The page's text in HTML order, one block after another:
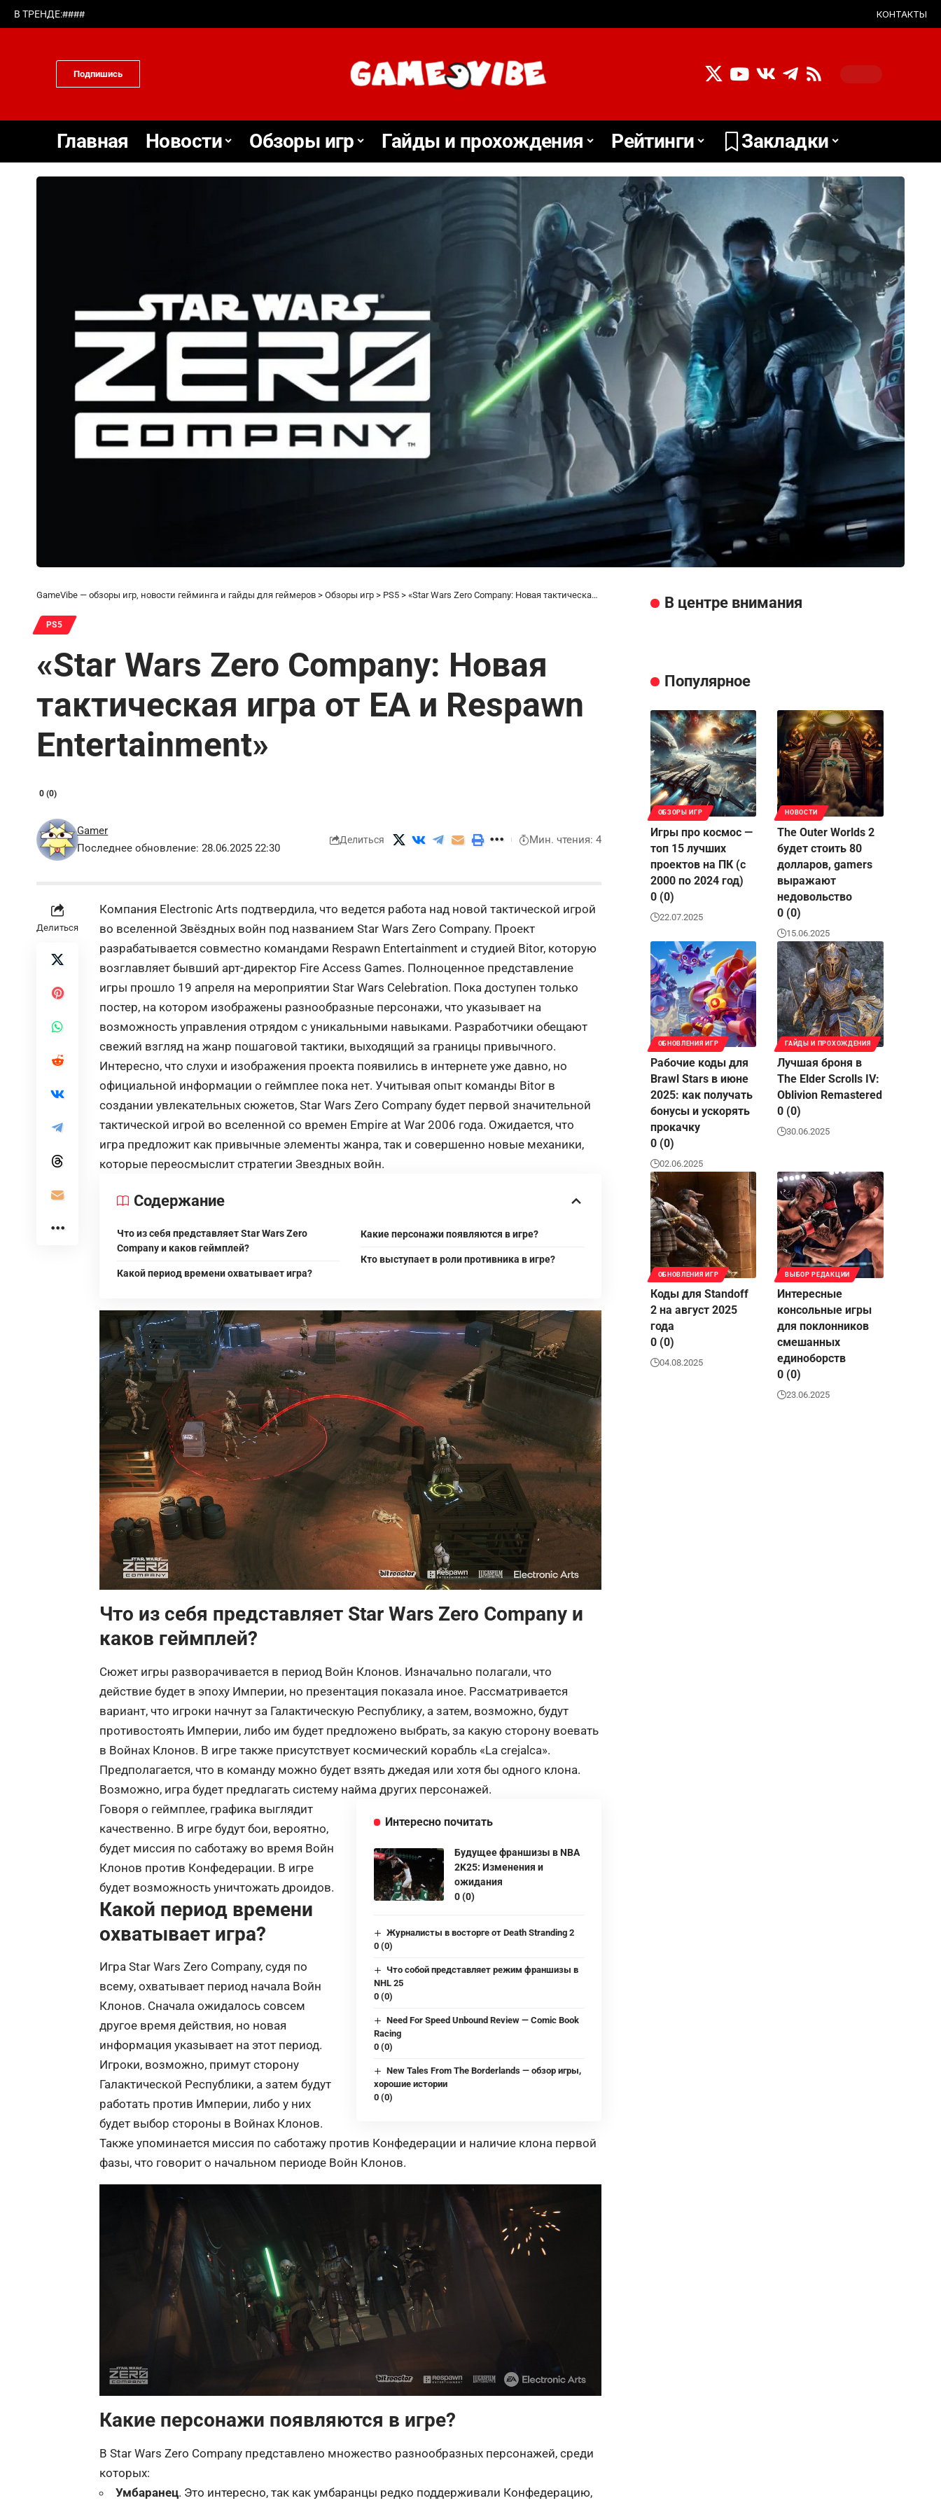
В ТРЕНДЕ:#### КОНТАКТЫ
Подпишись
Главная Новости Обзоры игр Гайды и прохождения Рейтинги Закладки
GameVibe — обзоры игр, новости гейминга и гайды для геймеров > Обзоры игр > PS5 > «Star Wars Zero Company: Новая тактическая игра от EA и Respawn Entertainment»
PS5
«Star Wars Zero Company: Новая
тактическая игра от EA и Respawn
Entertainment»
0 (0)
Последнее обновление: 28.06.2025 22:30
Gamer
Делиться Мин. чтения: 4
Делиться
Компания Electronic Arts подтвердила, что ведется работа над новой тактической игрой
во вселенной Звёздных войн под названием Star Wars Zero Company. Проект
разрабатывается совместно командами Respawn Entertainment и студией Bitor, которую
возглавляет бывший арт-директор Fire Access Games. Полноценное представление
игры прошло 19 апреля на мероприятии Star Wars Celebration. Пока доступен только
постер, на котором изображены разнообразные персонажи, что указывает на
возможность управления отрядом с уникальными навыками. Разработчики обещают
свежий взгляд на жанр пошаговой тактики, выходящий за границы привычного.
Интересно, что слухи и изображения проекта появились в интернете уже давно, но
официальной информации о геймплее пока нет. Учитывая опыт команды Bitor в
создании увлекательных сюжетов, Star Wars Zero Company будет первой значительной
тактической игрой во вселенной со времен Empire at War 2006 года. Ожидается, что
игра предложит как привычные элементы жанра, так и совершенно новые механики,
которые переосмыслит стратегии Звездных войн.
Содержание
Что из себя представляет Star Wars Zero
Company и каков геймплей?
Какой период времени охватывает игра?
Какие персонажи появляются в игре?
Кто выступает в роли противника в игре?
Что из себя представляет Star Wars Zero Company и
каков геймплей?
Сюжет игры разворачивается в период Войн Клонов. Изначально полагали, что
действие будет в эпоху Империи, но презентация показала иное. Рассматривается
вариант, что игроки начнут за Галактическую Республику, а затем, возможно, будут
противостоять Империи, либо им будет предложено выбрать, за какую сторону воевать
в Войнах Клонов. В игре также присутствует космический корабль «La crejalca».
Предполагается, что в команду можно будет взять джедая или хотя бы одного клона.
Возможно, игра будет предлагать систему найма других персонажей.
Интересно почитать
Будущее франшизы в NBA
2K25: Изменения и
ожидания
0 (0)
Журналисты в восторге от Death Stranding 2
0 (0)
Что собой представляет режим франшизы в
NHL 25
0 (0)
Need For Speed Unbound Review — Comic Book
Racing
0 (0)
New Tales From The Borderlands — обзор игры,
хорошие истории
0 (0)
Говоря о геймплее, графика выглядит
качественно. В игре будут бои, вероятно,
будет миссия по саботажу во время Войн
Клонов против Конфедерации. В игре
будет возможность уничтожать дроидов.
Какой период времени
охватывает игра?
Игра Star Wars Zero Company, судя по
всему, охватывает период начала Войн
Клонов. Сначала ожидалось совсем
другое время действия, но новая
информация указывает на этот период.
Игроки, возможно, примут сторону
Галактической Республики, а затем будут
работать против Империи, либо у них
будет выбор стороны в Войнах Клонов.
Также упоминается миссия по саботажу против Конфедерации и наличие клона первой
фазы, что говорит о начальном периоде Войн Клонов.
Какие персонажи появляются в игре?
В Star Wars Zero Company представлено множество разнообразных персонажей, среди
которых:
Умбаранец. Это интересно, так как умбаранцы редко поддерживали Конфедерацию,
В центре внимания
Популярное
ОБЗОРЫ ИГР
Игры про космос —
топ 15 лучших
проектов на ПК (с
2000 по 2024 год)
0 (0)
22.07.2025
НОВОСТИ
The Outer Worlds 2
будет стоить 80
долларов, gamers
выражают
недовольство
0 (0)
15.06.2025
ОБНОВЛЕНИЯ ИГР
Рабочие коды для
Brawl Stars в июне
2025: как получать
бонусы и ускорять
прокачку
0 (0)
02.06.2025
ГАЙДЫ И ПРОХОЖДЕНИЯ
Лучшая броня в
The Elder Scrolls IV:
Oblivion Remastered
0 (0)
30.06.2025
ОБНОВЛЕНИЯ ИГР
Коды для Standoff
2 на август 2025
года
0 (0)
04.08.2025
ВЫБОР РЕДАКЦИИ
Интересные
консольные игры
для поклонников
смешанных
единоборств
0 (0)
23.06.2025